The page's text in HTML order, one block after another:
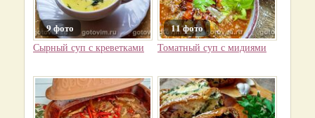
9 фото
Сырный суп с креветками
11 фото
Томатный суп с мидиями